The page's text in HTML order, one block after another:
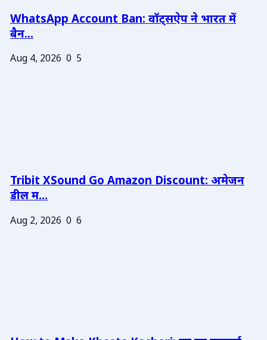
WhatsApp Account Ban: वॉट्सऐप ने भारत में
बैन...
Aug 4, 2026 0 5
Tribit XSound Go Amazon Discount: अमेजन
डील म...
Aug 2, 2026 0 6